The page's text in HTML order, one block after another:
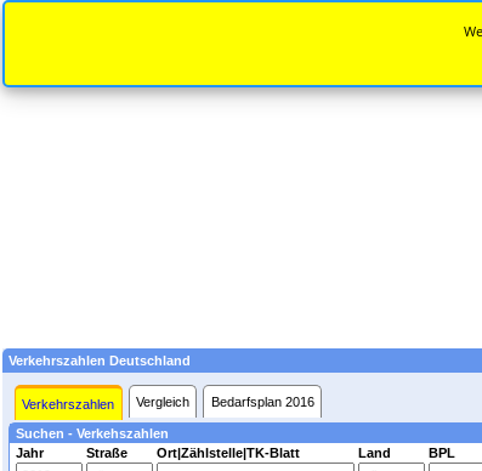
Verkehrszahlen Deutschland
Verkehrszahlen Vergleich Bedarfsplan 2016
Suchen - Verkehszahlen
Jahr
Straße Ort|Zählstelle|TK-Blatt Land BPL